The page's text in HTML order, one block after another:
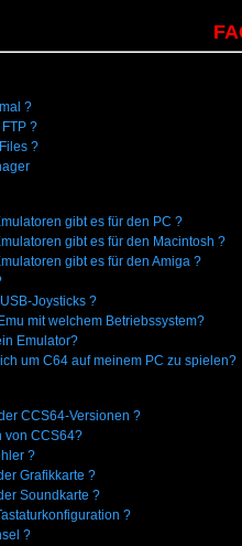
?
?
?
gibt es für den PC ?
gibt es für den Macintosh ?
gibt es für den Amiga ?
Joysticks ?
mit welchem Betriebssystem?
Emulator?
um C64 auf meinem PC zu spielen?
CCS64-Versionen ?
von CCS64?
?
Grafikkarte ?
Soundkarte ?
?
?